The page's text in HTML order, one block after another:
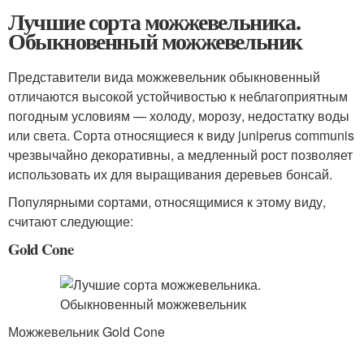
Лучшие сорта можжевельника.
Обыкновенный можжевельник
Представители вида можжевельник обыкновенный
отличаются высокой устойчивостью к неблагоприятным
погодным условиям — холоду, морозу, недостатку воды
или света. Сорта относящиеся к виду juniperus communis
чрезвычайно декоративны, а медленный рост позволяет
использовать их для выращивания деревьев бонсай.
Популярными сортами, относящимися к этому виду,
считают следующие:
Gold Cone
Можжевельник Gold Cone